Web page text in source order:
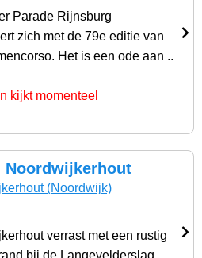
Parade Rijnsburg
zich met de 79e editie van
Het is een ode aan ..
kijkt momenteel
Noordwijkerhout
(Noordwijk)
verrast met een rustig
bij de Langevelderslag.